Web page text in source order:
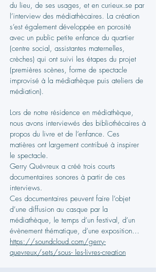
du lieu, de ses usages, et en curieux.se par
l’interview des médiathècaires. La création
s’est également développée en porosité
avec un public petite enfance du quartier
(centre social, assistantes maternelles,
crèches) qui ont suivi les étapes du projet
(premières scènes, forme de spectacle
improvisé à la médiathèque puis ateliers de
médiation).
Lors de notre résidence en médiathèque,
nous avons interviewés des bibliothécaires à
propos du livre et de l’enfance. Ces
matières ont largement contribué à inspirer
le spectacle.
Gerry Quévreux a créé trois courts
documentaires sonores à partir de ces
interviews.
Ces documentaires peuvent faire l’objet
d’une diffusion au casque par la
médiathèque, le temps d’un festival, d’un
évènement thématique, d’une exposition...
https://soundcloud.com/gerry-
quevreux/sets/sous- les-livres-creation